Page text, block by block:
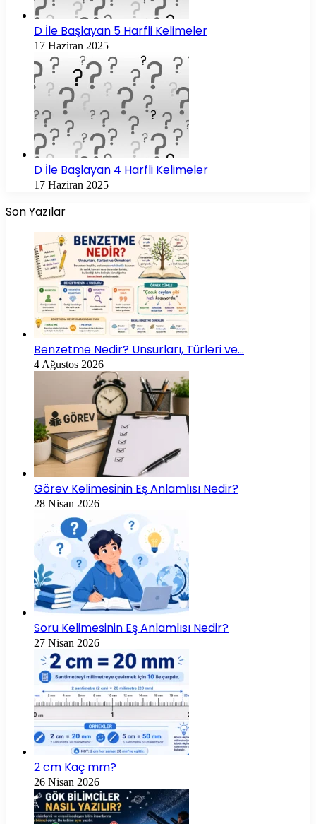
D İle Başlayan 5 Harfli Kelimeler
17 Haziran 2025
D İle Başlayan 4 Harfli Kelimeler
17 Haziran 2025
Son Yazılar
Benzetme Nedir? Unsurları, Türleri ve…
4 Ağustos 2026
Görev Kelimesinin Eş Anlamlısı Nedir?
28 Nisan 2026
Soru Kelimesinin Eş Anlamlısı Nedir?
27 Nisan 2026
2 cm Kaç mm?
26 Nisan 2026